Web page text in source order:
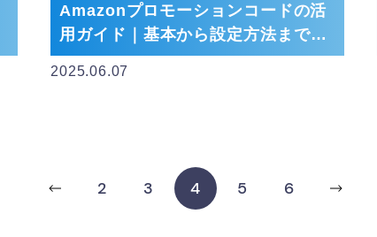
Amazonプロモーションコードの活
用ガイド｜基本から設定方法まで徹
底解説
2025.06.07
2 3 4 5 6